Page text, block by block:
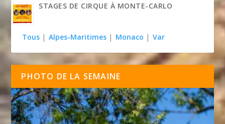
STAGES DE CIRQUE À MONTE-CARLO
Tous | Alpes-Maritimes | Monaco | Var
PHOTO DE LA SEMAINE